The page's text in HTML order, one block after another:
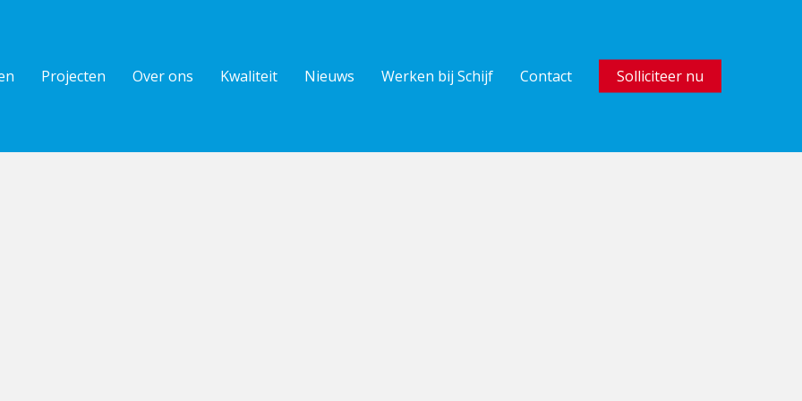
Projecten Over ons Kwaliteit Nieuws Werken bij Schijf Contact Solliciteer nu